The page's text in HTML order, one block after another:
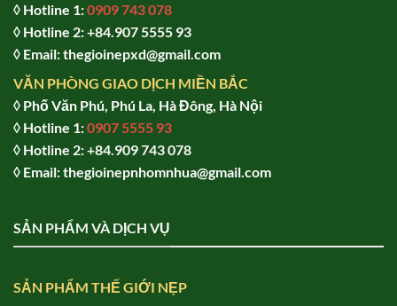
◊ Hotline 1:0909 743 078
◊ Hotline 2: +84.907 5555 93
◊ Email: thegioinepxd@gmail.com
VĂN PHÒNG GIAO DỊCH MIỀN BẮC
◊ Phố Văn Phú, Phú La, Hà Đông, Hà Nội
◊ Hotline 1:0907 5555 93
◊ Hotline 2:+84.909 743 078
◊ Email: thegioinepnhomnhua@gmail.com
SẢN PHẨM VÀ DỊCH VỤ
SẢN PHẨM THẾ GIỚI NẸP